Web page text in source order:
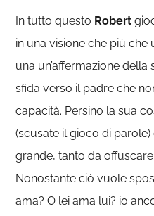
In tutto questo Robert
in una visione che più che
una un’affermazione
sfida verso il padre che
capacità. Persino la sua
(scusate il gioco di
grande, tanto da
Nonostante ciò vuole
ama? O lei ama lui? io